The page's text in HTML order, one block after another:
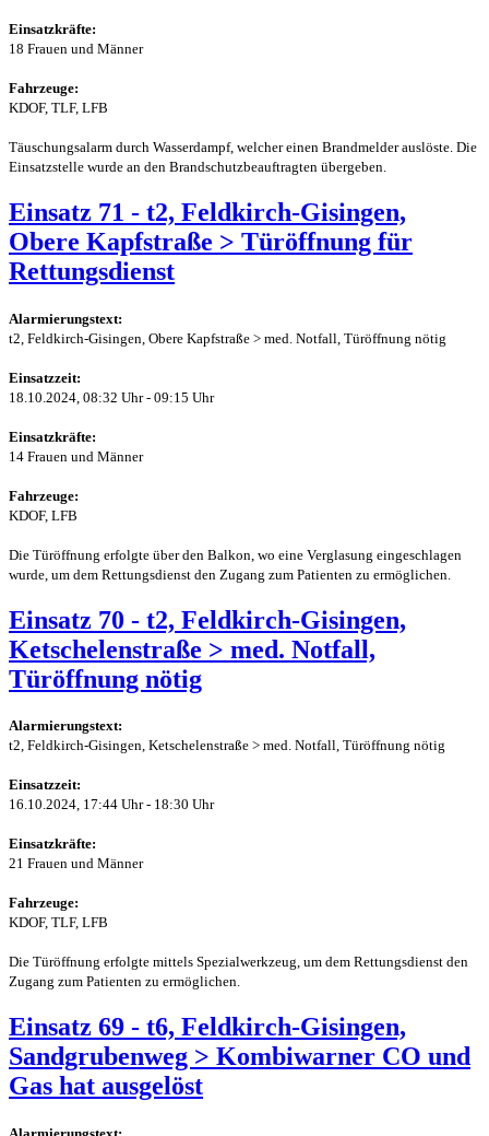
Einsatzkräfte:
18 Frauen und Männer
Fahrzeuge:
KDOF, TLF, LFB
Täuschungsalarm durch Wasserdampf, welcher einen Brandmelder auslöste. Die
Einsatzstelle wurde an den Brandschutzbeauftragten übergeben.
Einsatz 71 - t2, Feldkirch-Gisingen,
Obere Kapfstraße > Türöffnung für
Rettungsdienst
Alarmierungstext:
t2, Feldkirch-Gisingen, Obere Kapfstraße > med. Notfall, Türöffnung nötig
Einsatzzeit:
18.10.2024, 08:32 Uhr - 09:15 Uhr
Einsatzkräfte:
14 Frauen und Männer
Fahrzeuge:
KDOF, LFB
Die Türöffnung erfolgte über den Balkon, wo eine Verglasung eingeschlagen
wurde, um dem Rettungsdienst den Zugang zum Patienten zu ermöglichen.
Einsatz 70 - t2, Feldkirch-Gisingen,
Ketschelenstraße > med. Notfall,
Türöffnung nötig
Alarmierungstext:
t2, Feldkirch-Gisingen, Ketschelenstraße > med. Notfall, Türöffnung nötig
Einsatzzeit:
16.10.2024, 17:44 Uhr - 18:30 Uhr
Einsatzkräfte:
21 Frauen und Männer
Fahrzeuge:
KDOF, TLF, LFB
Die Türöffnung erfolgte mittels Spezialwerkzeug, um dem Rettungsdienst den
Zugang zum Patienten zu ermöglichen.
Einsatz 69 - t6, Feldkirch-Gisingen,
Sandgrubenweg > Kombiwarner CO und
Gas hat ausgelöst